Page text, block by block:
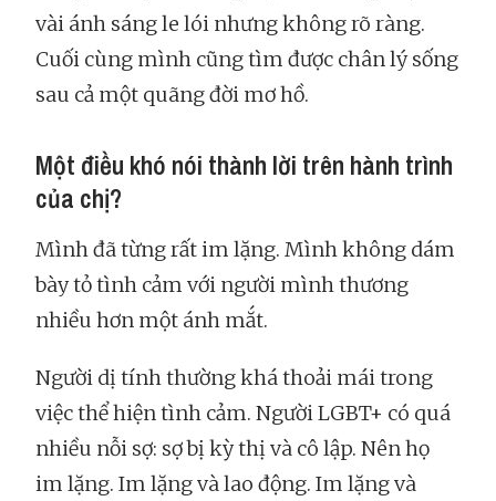
vài ánh sáng le lói nhưng không rõ ràng.
Cuối cùng mình cũng tìm được chân lý sống
sau cả một quãng đời mơ hồ.
Một điều khó nói thành lời trên hành trình
của chị?
Mình đã từng rất im lặng. Mình không dám
bày tỏ tình cảm với người mình thương
nhiều hơn một ánh mắt.
Người dị tính thường khá thoải mái trong
việc thể hiện tình cảm. Người LGBT+ có quá
nhiều nỗi sợ: sợ bị kỳ thị và cô lập. Nên họ
im lặng. Im lặng và lao động. Im lặng và